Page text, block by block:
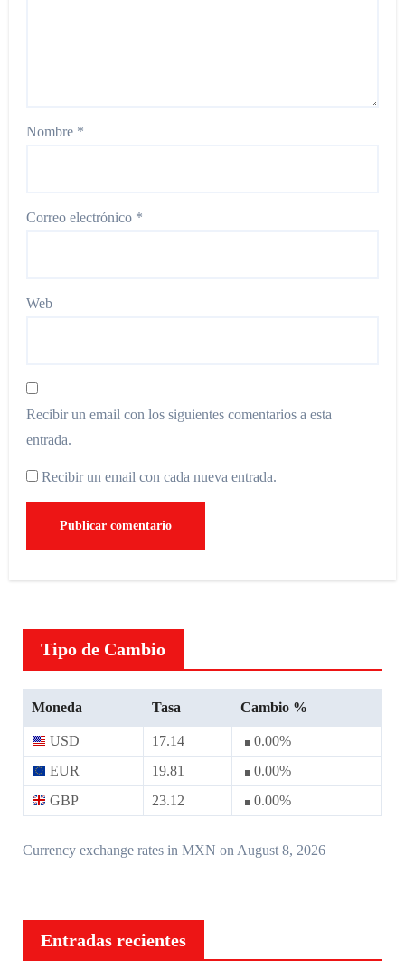
Nombre *
Correo electrónico *
Web
Recibir un email con los siguientes comentarios a esta
entrada.
Recibir un email con cada nueva entrada.
Tipo de Cambio
Moneda Tasa Cambio %
USD 17.14 0.00%
EUR
19.81 0.00%
GBP
23.12 0.00%
Currency exchange rates in MXN on August 8, 2026
Entradas recientes